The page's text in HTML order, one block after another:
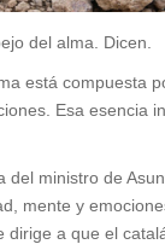
del alma. Dicen.
está compuesta
Esa esencia
del ministro de
mente y
dirige a que el